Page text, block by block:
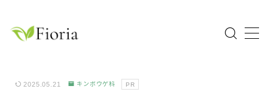
MENU
Home
2025.05.21 キンポウゲ科 PR